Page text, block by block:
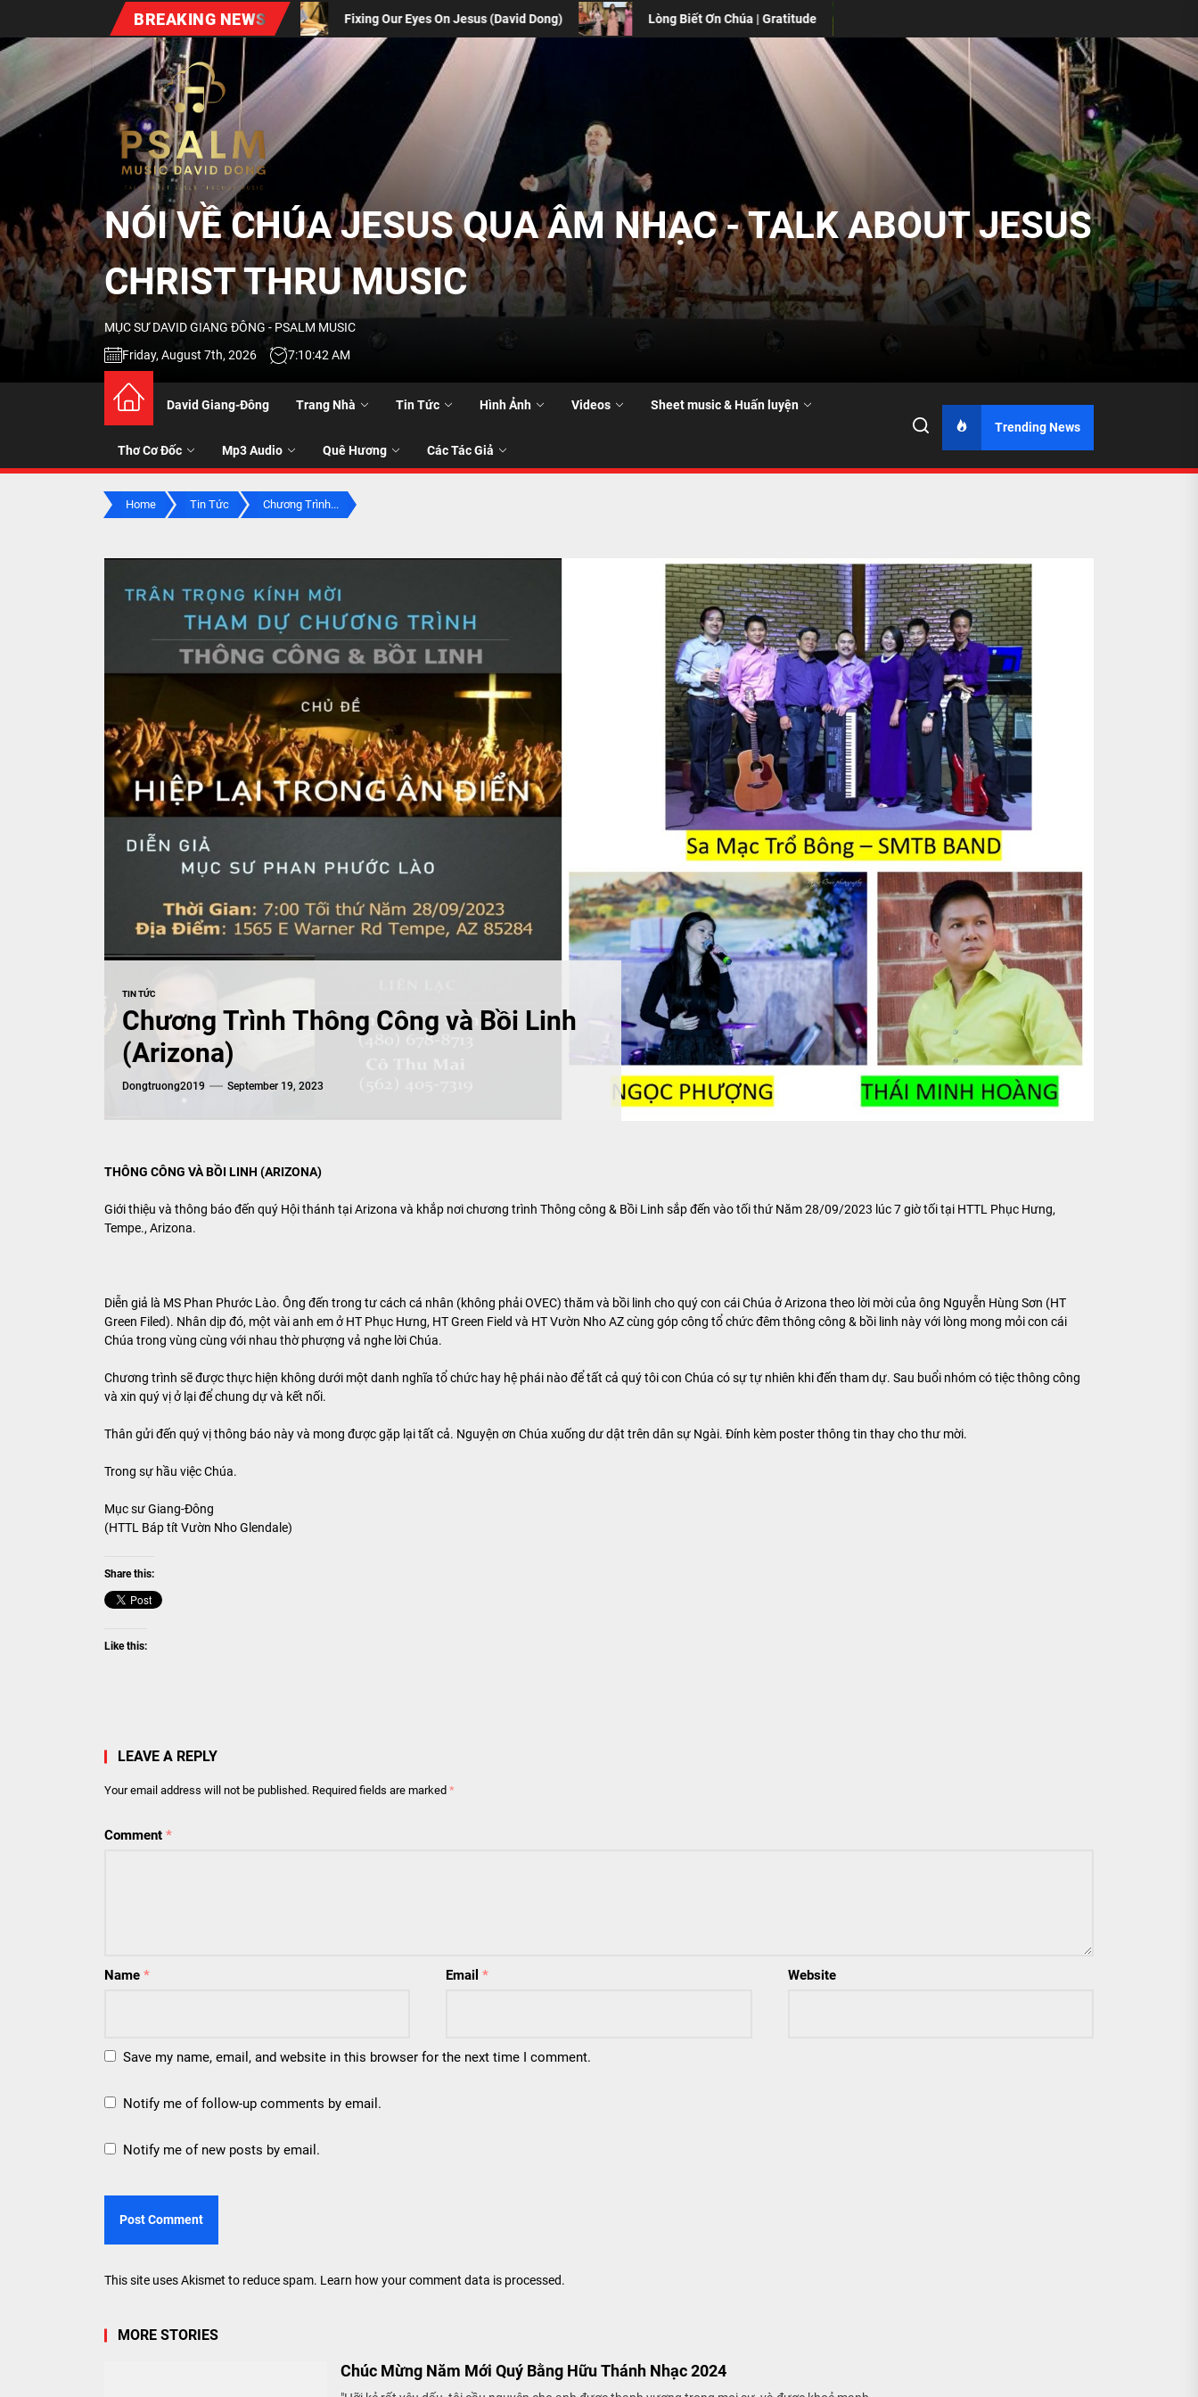
the
BREAKING NEWS
Fixing Our Eyes On Jesus (David Dong) Lòng Biết Ơn Chúa | Gratitude Xuân Bất Diệt (Vol #7)
NÓI
VỀ
CHÚA
JESUS
QUA
ÂM
NHẠC
-
TALK
ABOUT
JESUS
CHRIST
THRU
MUSIC
NÓI VỀ CHÚA JESUS QUA ÂM NHẠC - TALK ABOUT JESUS
CHRIST THRU MUSIC
MỤC SƯ DAVID GIANG ĐÔNG - PSALM MUSIC
Friday, August 7th, 2026
7:10:43 AM
David Giang-Đông Trang Nhà Tin Tức Hình Ảnh Videos Sheet music & Huấn luyện
Thơ Cơ Đốc Mp3 Audio Quê Hương Các Tác Giả
Trending News
Home Tin Tức Chương Trình...
TIN TỨC
Chương Trình Thông Công và Bồi Linh
(Arizona)
Dongtruong2019 September 19, 2023
THÔNG CÔNG VÀ BỒI LINH (ARIZONA)
Giới thiệu và thông báo đến quý Hội thánh tại Arizona và khắp nơi chương trình Thông công & Bồi Linh sắp đến vào tối thứ Năm 28/09/2023 lúc 7 giờ tối tại HTTL Phục Hưng,
Tempe., Arizona.
Diễn giả là MS Phan Phước Lào. Ông đến trong tư cách cá nhân (không phải OVEC) thăm và bồi linh cho quý con cái Chúa ở Arizona theo lời mời của ông Nguyễn Hùng Sơn (HT
Green Filed). Nhân dịp đó, một vài anh em ở HT Phục Hưng, HT Green Field và HT Vườn Nho AZ cùng góp công tổ chức đêm thông công & bồi linh này với lòng mong mỏi con cái
Chúa trong vùng cùng với nhau thờ phượng vả nghe lời Chúa.
Chương trình sẽ được thực hiện không dưới một danh nghĩa tổ chức hay hệ phái nào để tất cả quý tôi con Chúa có sự tự nhiên khi đến tham dự. Sau buổi nhóm có tiệc thông công
và xin quý vị ở lại để chung dự và kết nối.
Thân gửi đến quý vị thông báo này và mong được gặp lại tất cả. Nguyện ơn Chúa xuống dư dật trên dân sự Ngài. Đính kèm poster thông tin thay cho thư mời.
Trong sự hầu việc Chúa.
Mục sư Giang-Đông
(HTTL Báp tít Vườn Nho Glendale)
Share this:
Like this:
LEAVE A REPLY
Your email address will not be published. Required fields are marked *
Comment *
Name * Email* Website
Save my name, email, and website in this browser for the next time I comment.
Notify me of follow-up comments by email.
Notify me of new posts by email.
This site uses Akismet to reduce spam. Learn how your comment data is processed.
MORE STORIES
Chúc Mừng Năm Mới Quý Bằng Hữu Thánh Nhạc 2024